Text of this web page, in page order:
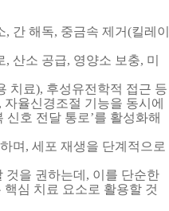
, 간 해독, 중금속 제거(킬레이
, 산소 공급, 영양소 보충, 미
치료), 후성유전학적 접근 등
, 자율신경조절 기능을 동시에
신호 전달 통로’를 활성화해
며 , 세포 재생을 단계적으로
을 권하는데 , 이를 단순한
심 치료 요소로 활용할 것